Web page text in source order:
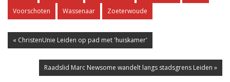
Voorschoten
Wassenaar Zoeterwoude
« ChristenUnie Leiden op pad met 'huiskamer'
Raadslid Marc Newsome wandelt langs stadsgrens Leiden »